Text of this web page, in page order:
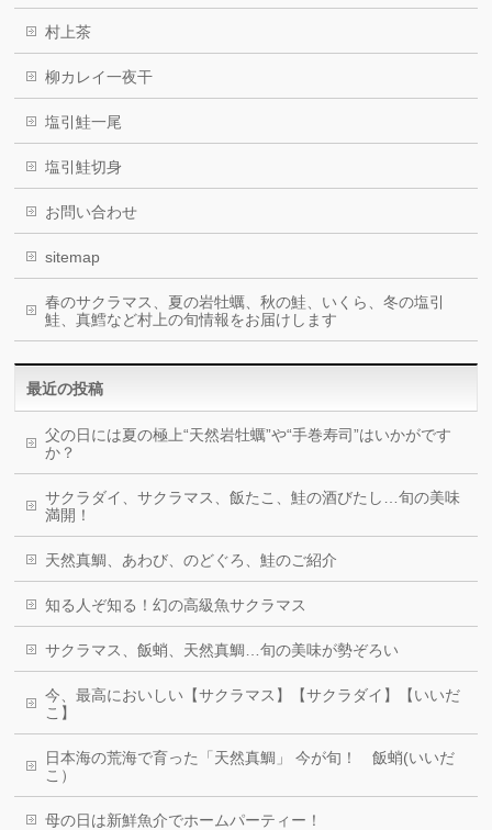
村上茶
柳カレイ一夜干
塩引鮭一尾
塩引鮭切身
お問い合わせ
sitemap
春のサクラマス、夏の岩牡蠣、秋の鮭、いくら、冬の塩引
鮭、真鱈など村上の旬情報をお届けします
最近の投稿
父の日には夏の極上“天然岩牡蠣”や“手巻寿司”はいかがです
か？
サクラダイ、サクラマス、飯たこ、鮭の酒びたし…旬の美味
満開！
天然真鯛、あわび、のどぐろ、鮭のご紹介
知る人ぞ知る！幻の高級魚サクラマス
サクラマス、飯蛸、天然真鯛…旬の美味が勢ぞろい
今、最高においしい【サクラマス】【サクラダイ】【いいだ
こ】
日本海の荒海で育った「天然真鯛」 今が旬！ 飯蛸(いいだ
こ）
母の日は新鮮魚介でホームパーティー！